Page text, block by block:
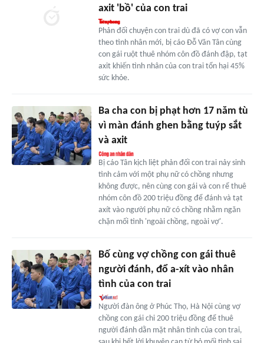
axit 'bồ' của con trai
Phản đối chuyện con trai dù đã có vợ con vẫn
theo tình nhân mới, bị cáo Đỗ Văn Tân cùng
con gái ruột thuê nhóm côn đồ đánh đập, tạt
axit khiến tình nhân của con trai tổn hại 45%
sức khỏe.
Ba cha con bị phạt hơn 17 năm tù
vì màn đánh ghen bằng tuýp sắt
và axit
Bị cáo Tân kịch liệt phản đối con trai nảy sinh
tình cảm với một phụ nữ có chồng nhưng
không được, nên cùng con gái và con rể thuê
nhóm côn đồ 200 triệu đồng để đánh và tạt
axít vào người phụ nữ có chồng nhằm ngăn
chặn mối tình 'ngoài chồng, ngoài vợ'.
Bố cùng vợ chồng con gái thuê
người đánh, đổ a-xít vào nhân
tình của con trai
Người đàn ông ở Phúc Thọ, Hà Nội cùng vợ
chồng con gái chi 200 triệu đồng để thuê
người đánh dằn mặt nhân tình của con trai,